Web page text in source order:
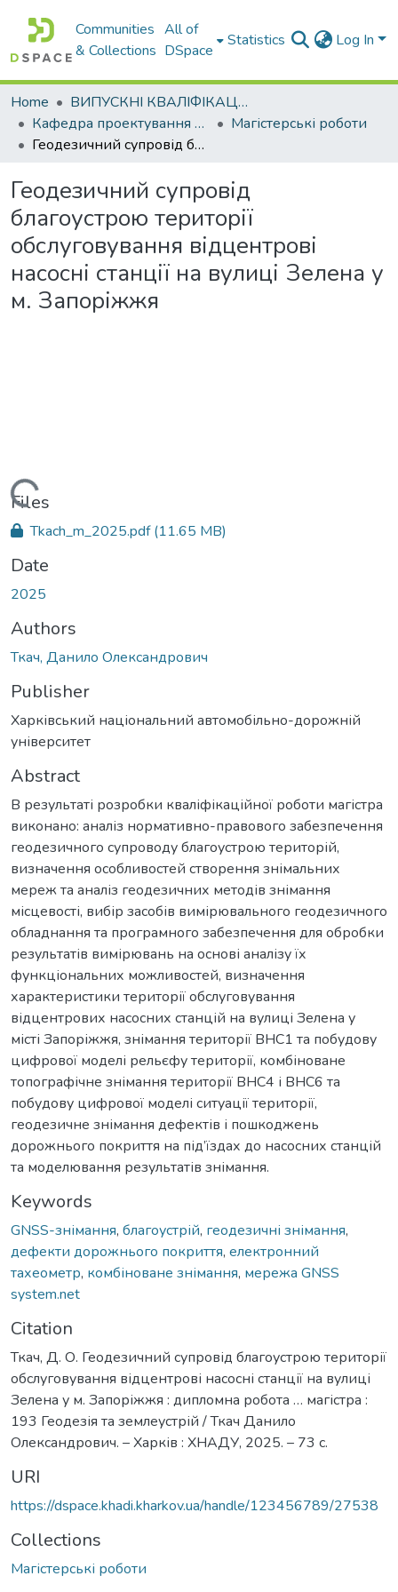
Communities
& Collections
All of
DSpace
Statistics Log In
Home
ВИПУСКНІ КВАЛІФІКАЦІЙНІ РОБОТИ
Кафедра проектування доріг, геодезії і землеустрою
Магістерські роботи
Геодезичний супровід благоустрою території обслуговування відцентрові насосні станції на вулиці Зелена у м. Запоріжжя
Геодезичний супровід
благоустрою території
обслуговування відцентрові
насосні станції на вулиці Зелена у
м. Запоріжжя
Loading...
Files
Tkach_m_2025.pdf(11.65 MB)
Date
2025
Authors
Ткач, Данило Олександрович
Publisher
Харківський національний автомобільно-дорожній
університет
Abstract
В результаті розробки кваліфікаційної роботи магістра
виконано: аналіз нормативно-правового забезпечення
геодезичного супроводу благоустрою територій,
визначення особливостей створення знімальних
мереж та аналіз геодезичних методів знімання
місцевості, вибір засобів вимірювального геодезичного
обладнання та програмного забезпечення для обробки
результатів вимірювань на основі аналізу їх
функціональних можливостей, визначення
характеристики території обслуговування
відцентрових насосних станцій на вулиці Зелена у
місті Запоріжжя, знімання території ВНС1 та побудову
цифрової моделі рельєфу території, комбіноване
топографічне знімання території ВНС4 і ВНС6 та
побудову цифрової моделі ситуації території,
геодезичне знімання дефектів і пошкоджень
дорожнього покриття на під’їздах до насосних станцій
та моделювання результатів знімання.
Keywords
GNSS-знімання, благоустрій, геодезичні знімання,
дефекти дорожнього покриття, електронний
тахеометр, комбіноване знімання, мережа GNSS
system.net
Citation
Ткач, Д. О. Геодезичний супровід благоустрою території
обслуговування відцентрові насосні станції на вулиці
Зелена у м. Запоріжжя : дипломна робота … магістра :
193 Геодезія та землеустрій / Ткач Данило
Олександрович. – Харків : ХНАДУ, 2025. – 73 с.
URI
https://dspace.khadi.kharkov.ua/handle/123456789/27538
Collections
Магістерські роботи